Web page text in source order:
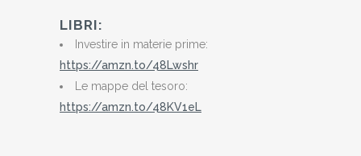
LIBRI:
Investire in materie prime:
https://amzn.to/48Lwshr
Le mappe del tesoro:
https://amzn.to/48KV1eL